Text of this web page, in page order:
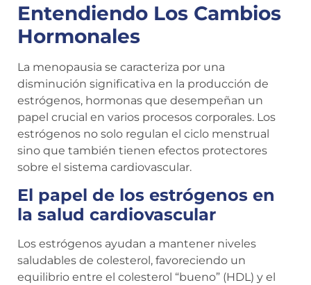
Entendiendo Los Cambios
Hormonales
La menopausia se caracteriza por una
disminución significativa en la producción de
estrógenos, hormonas que desempeñan un
papel crucial en varios procesos corporales. Los
estrógenos no solo regulan el ciclo menstrual
sino que también tienen efectos protectores
sobre el sistema cardiovascular.
El papel de los estrógenos en
la salud cardiovascular
Los estrógenos ayudan a mantener niveles
saludables de colesterol, favoreciendo un
equilibrio entre el colesterol “bueno” (HDL) y el